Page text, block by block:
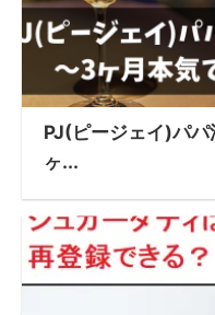
PJ(ピージェイ)パ
ヶ...